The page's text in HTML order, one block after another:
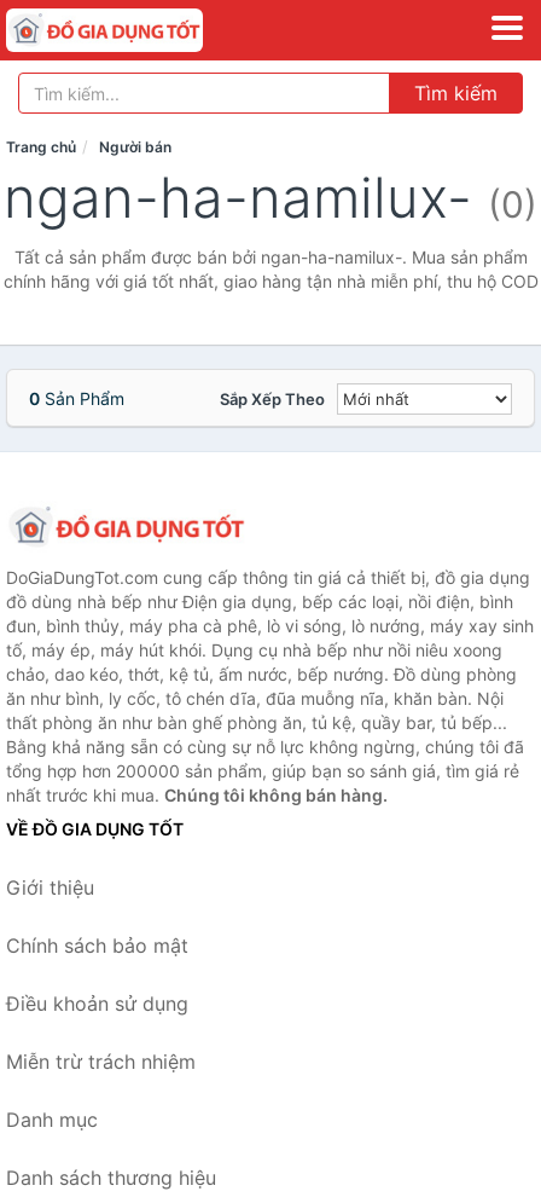
Tìm kiếm
Trang chủ Người bán
ngan-ha-namilux- (0)
Tất cả sản phẩm được bán bởi ngan-ha-namilux-. Mua sản phẩm
chính hãng với giá tốt nhất, giao hàng tận nhà miễn phí, thu hộ COD
0 Sản Phẩm Sắp Xếp Theo
DoGiaDungTot.com cung cấp thông tin giá cả thiết bị, đồ gia dụng
đồ dùng nhà bếp như Điện gia dụng, bếp các loại, nồi điện, bình
đun, bình thủy, máy pha cà phê, lò vi sóng, lò nướng, máy xay sinh
tố, máy ép, máy hút khói. Dụng cụ nhà bếp như nồi niêu xoong
chảo, dao kéo, thớt, kệ tủ, ấm nước, bếp nướng. Đồ dùng phòng
ăn như bình, ly cốc, tô chén dĩa, đũa muỗng nĩa, khăn bàn. Nội
thất phòng ăn như bàn ghế phòng ăn, tủ kệ, quầy bar, tủ bếp...
Bằng khả năng sẵn có cùng sự nỗ lực không ngừng, chúng tôi đã
tổng hợp hơn 200000 sản phẩm, giúp bạn so sánh giá, tìm giá rẻ
nhất trước khi mua. Chúng tôi không bán hàng.
VỀ ĐỒ GIA DỤNG TỐT
Giới thiệu
Chính sách bảo mật
Điều khoản sử dụng
Miễn trừ trách nhiệm
Danh mục
Danh sách thương hiệu